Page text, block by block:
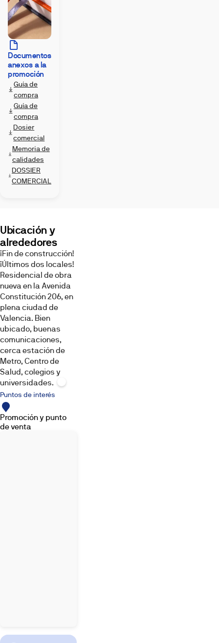
Documentos
anexos a la
promoción
Guía de
compra
Guía de
compra
Dosier
comercial
Memoria de
calidades
DOSSIER
COMERCIAL
Ubicación y
alrededores
¡Fin de construcción!
¡Últimos dos locales!
Residencial de obra
nueva en la Avenida
Constitución 206, en
plena ciudad de
Valencia. Bien
ubicado, buenas
comunicaciones,
cerca estación de
Metro, Centro de
Salud, colegios y
universidades.
Puntos de interés
Promoción y punto
de venta